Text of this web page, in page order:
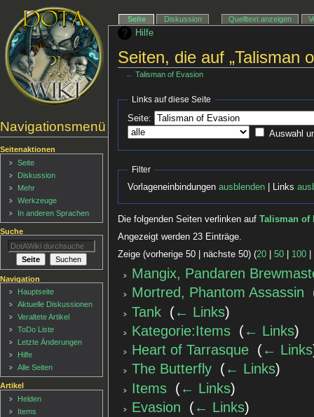
Hilfe
Seiten, die auf „Talisman
← Talisman of Evasion
Links auf diese Seite
Seite:
Auswahl
Filter
Vorlageneinbindungen ausblenden| Links
Die folgenden Seiten verlinken aufTalisman of
Angezeigt werden 23 Einträge.
Zeige (vorherige 50 | nächste 50) (20 |50 100
Mangix, Pandaren
Mortred, Phantom Assassin
Tank (← Links)
Kategorie:Items (← Links)
Heart of Tarrasque (← Links
The Butterfly (← Links)
Items (← Links)
Evasion
(← Links)
Navigationsmenü
Seite Diskussion Quelltext anzeigen
Seitenaktionen
Seite
Diskussion
Mehr
Werkzeuge
In anderen Sprachen
Suche
Navigation
Hauptseite
Aktuelle Diskussionen
Veraltete Artikel
ToDo Liste
Letzte Änderungen
Hilfe
Alle Seiten
Artikel
Helden
Items